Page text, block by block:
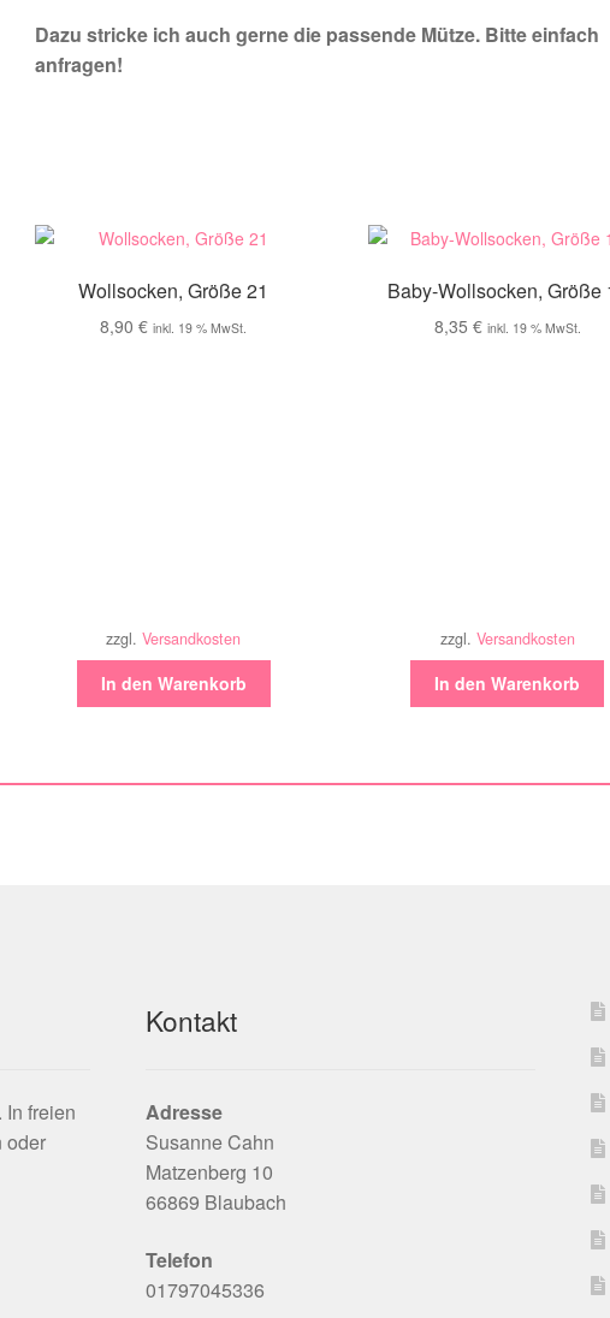
Dazu stricke ich auch gerne die passende Mütze. Bitte einfach
anfragen!
Wollsocken, Größe 21
8,90€ inkl. 19 % MwSt.
zzgl.Versandkosten
In den Warenkorb
Baby-Wollsocken, Größe
8,35 € inkl. 19 % MwSt.
zzgl. Versandkosten
In den Warenkorb
In freien
oder
Kontakt
Adresse
Susanne Cahn
Matzenberg 10
66869 Blaubach
Telefon
01797045336